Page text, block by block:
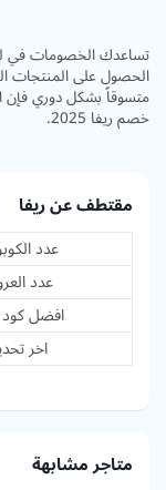
تساعدك الخصومات في
الحصول على المنتجات
متسوقاً بشكل دوري
خصم ريفا 2025.
مقتطف عن ريفا
عدد
عدد
افضل
اخر
متاجر مشابهة